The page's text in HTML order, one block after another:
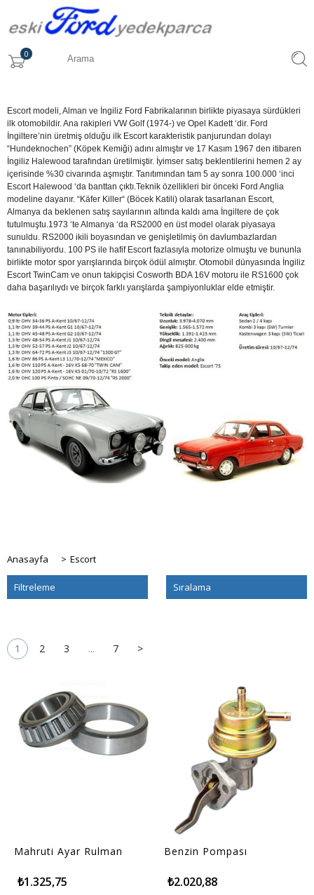
0
Escort modeli, Alman ve İngiliz Ford Fabrikalarının birlikte piyasaya sürdükleri
ilk otomobildir. Ana rakipleri VW Golf (1974-) ve Opel Kadett ‘dir. Ford
İngiltere’nin üretmiş olduğu ilk Escort karakteristik panjurundan dolayı
“Hundeknochen” (Köpek Kemiği) adını almıştır ve 17 Kasım 1967 den itibaren
İngiliz Halewood tarafından üretilmiştir. İyimser satış beklentilerini hemen 2 ay
içerisinde %30 civarında aşmıştır. Tanıtımından tam 5 ay sonra 100.000 ‘inci
Escort Halewood ‘da banttan çıktı.Teknik özellikleri bir önceki Ford Anglia
modeline dayanır. “Käfer Killer“ (Böcek Katili) olarak tasarlanan Escort,
Almanya da beklenen satış sayılarının altında kaldı ama İngiltere de çok
tutulmuştu.1973 ‘te Almanya ‘da RS2000 en üst model olarak piyasaya
sunuldu. RS2000 ikili boyasından ve genişletilmiş ön davlumbazlardan
tanınabiliyordu. 100 PS ile hafif Escort fazlasıyla motorize olmuştu ve bununla
birlikte motor spor yarışlarında birçok ödül almıştır. Otomobil dünyasında İngiliz
Escort TwinCam ve onun takipçisi Cosworth BDA 16V motoru ile RS1600 çok
daha başarılıydı ve birçok farklı yarışlarda şampiyonluklar elde etmiştir.
Anasayfa > Escort
Filtreleme Sıralama
1 2 3 ... 7 >
Mahruti Ayar Rulman
₺1.325,75
Benzin Pompası
₺2.020,88